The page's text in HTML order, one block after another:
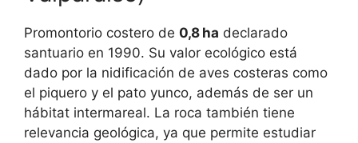
Promontorio costero de 0,8 ha declarado
santuario en 1990. Su valor ecológico está
dado por la nidificación de aves costeras como
el piquero y el pato yunco, además de ser un
hábitat intermareal. La roca también tiene
relevancia geológica, ya que permite estudiar